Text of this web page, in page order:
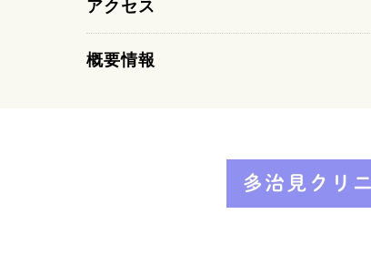
アクセス
概要情報